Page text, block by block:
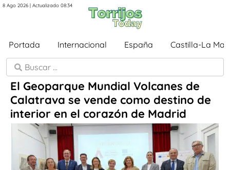
8 Ago 2026 | Actualizado 08:34
Portada Internacional España Castilla-La
El Geoparque Mundial Volcanes de
Calatrava se vende como destino de
interior en el corazón de Madrid